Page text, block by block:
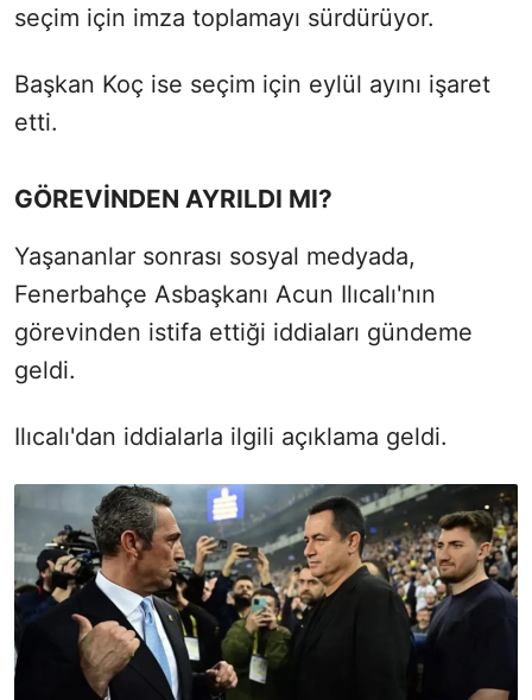
seçim için imza toplamayı sürdürüyor.
Başkan Koç ise seçim için eylül ayını işaret
etti.
GÖREVİNDEN AYRILDI MI?
Yaşananlar sonrası sosyal medyada,
Fenerbahçe Asbaşkanı Acun Ilıcalı'nın
görevinden istifa ettiği iddiaları gündeme
geldi.
Ilıcalı'dan iddialarla ilgili açıklama geldi.